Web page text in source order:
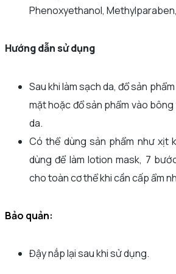
Phenoxyethanol,
Hướng dẫn sử dụng
Sau khi làm sạch da, đổ sản
mặt hoặc đổ sản phẩm vào
da.
Có thể dùng sản phẩm như xịt
dùng để làm lotion mask, 7
cho toàn cơ thể khi cần cấp ẩm
Bảo quản:
Đậy nắp lại sau khi sử dụng.